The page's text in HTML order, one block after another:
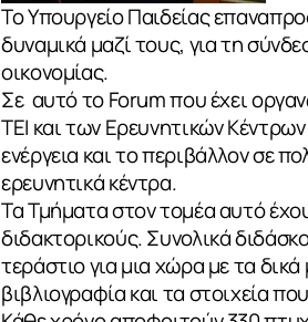
Το Υπουργείο Παιδείας
δυναμικά μαζί τους, για τη
οικονομίας.
Σε αυτό το Forum που έχει
ΤΕΙ και των Ερευνητικών
ενέργεια και το περιβάλλον σε
ερευνητικά κέντρα.
Τα Τμήματα στον τομέα αυτό
διδακτορικούς. Συνολικά
τεράστιο για μια χώρα με τα δικά
βιβλιογραφία και τα στοιχεία